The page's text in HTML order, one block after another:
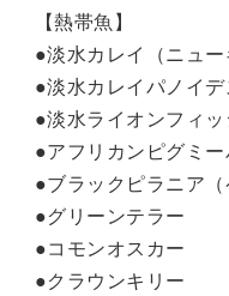
【熱帯魚】
●淡水カレイ（ニュー
●淡水カレイパノイデ
●淡水ライオンフィッ
●アフリカンピグミー
●ブラックピラニア（
●グリーンテラー
●コモンオスカー
●クラウンキリー